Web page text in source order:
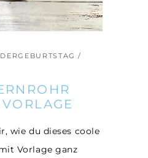
wie du dieses coole
Vorlage ganz